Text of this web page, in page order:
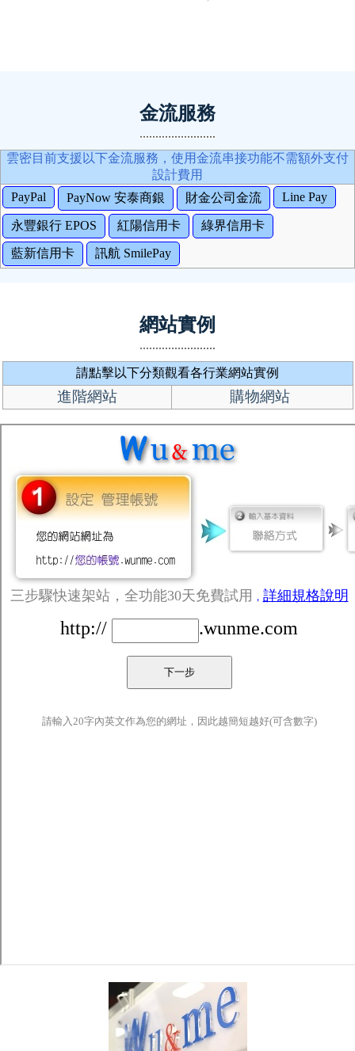
金流服務
雲密目前支援以下金流服務，使用金流串接功能不需額外支付
設計費用
PayPal
PayNow 安泰商銀 財金公司金流 Line Pay
永豐銀行 EPOS 紅陽信用卡 綠界信用卡
藍新信用卡 訊航 SmilePay
網站實例
請點擊以下分類觀看各行業網站實例
進階網站 購物網站